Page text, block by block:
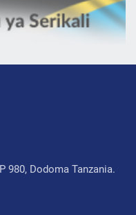
980, Dodoma Tanzania.